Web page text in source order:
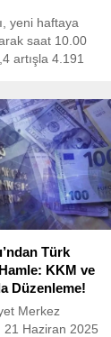
yeni haftaya
saat 10.00
artışla 4.191
Türk
KKM ve
Düzenleme!
Merkez
21 Haziran 2025